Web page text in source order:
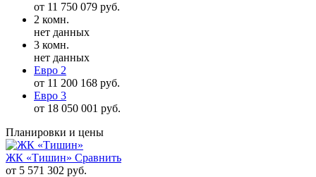
от 11 750 079 руб.
2 комн.
нет данных
3 комн.
нет данных
Евро 2
от 11 200 168 руб.
Евро 3
от 18 050 001 руб.
Планировки и цены
ЖК «Тишин» Сравнить
от 5 571 302 руб.